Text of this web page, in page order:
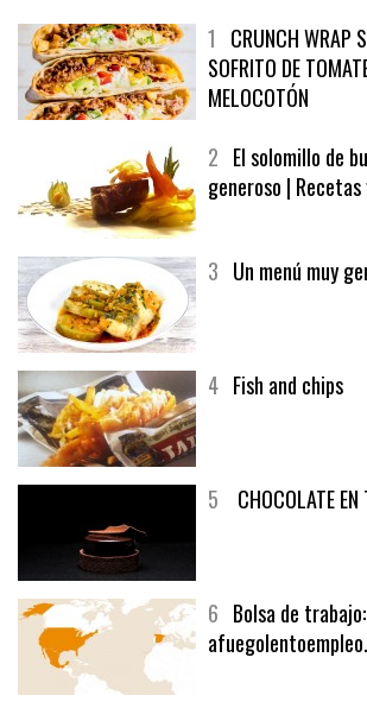
1 CRUNCH WRAP
SOFRITO DE
MELOCOTÓN
2 El solomillo de
generoso |
3 Un menú muy
4 Fish and chips
5 CHOCOLATE
6 Bolsa de trabajo: